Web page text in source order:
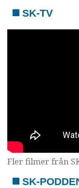
SK-TV
Fler filmer från
SK-